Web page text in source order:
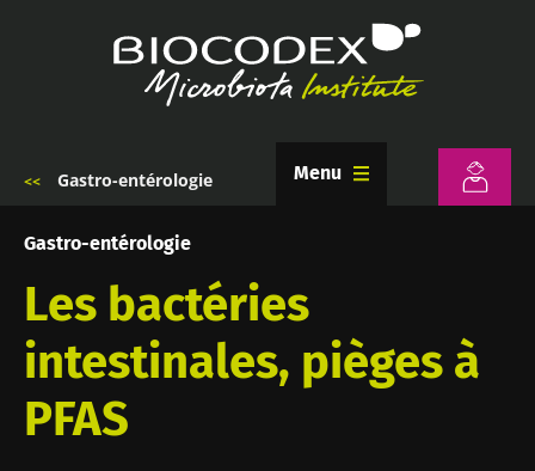
Gastro-entérologie Menu
Gastro-entérologie
Les bactéries
intestinales, pièges à
PFAS